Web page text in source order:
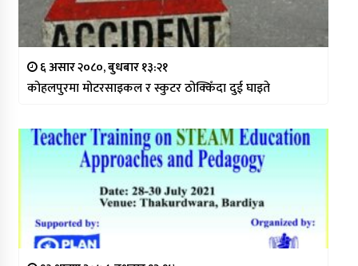
६ असार २०८०, बुधबार १३:२१
कोहलपुरमा मोटरसाइकल र स्कुटर ठोक्किँदा दुई घाइते